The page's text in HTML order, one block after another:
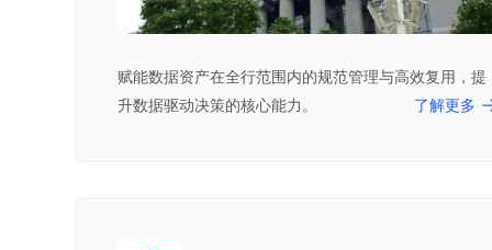
赋能数据资产在全行范围内的规范管理与高效复用，提
升数据驱动决策的核心能力。
了解更多